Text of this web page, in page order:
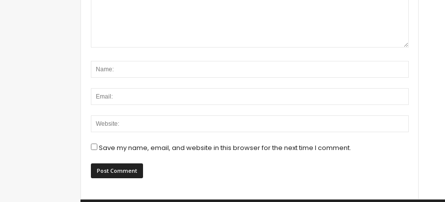
Save my name, email, and website in this browser for the next time I comment.